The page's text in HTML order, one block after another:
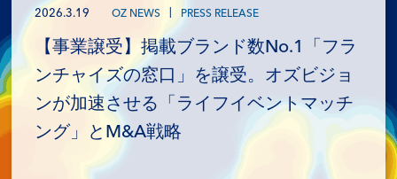
2026.3.19 OZ NEWS PRESS RELEASE
【事業譲受】掲載ブランド数No.1「フラ
ンチャイズの窓口」を譲受。オズビジョ
ンが加速させる「ライフイベントマッチ
ング」とM&A戦略